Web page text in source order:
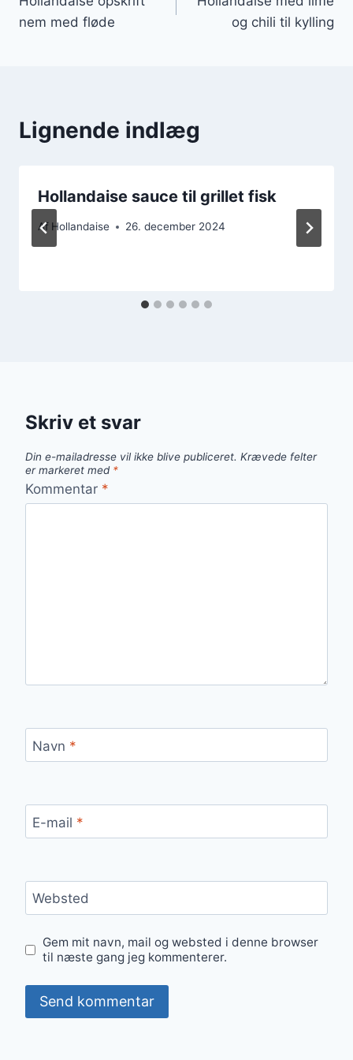
nem med fløde
og chili til kylling
Lignende indlæg
Hollandaise sauce til grillet fisk
Af Hollandaise 26. december 2024
Skriv et svar
Din e-mailadresse vil ikke blive publiceret. Krævede felter
er markeret med *
Kommentar *
Navn *
E-mail *
Websted
Gem mit navn, mail og websted i denne browser
til næste gang jeg kommenterer.